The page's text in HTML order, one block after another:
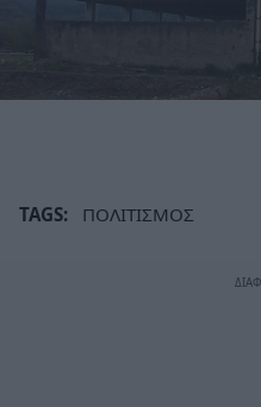
TAGS: ΠΟΛΙΤΙΣΜΟΣ